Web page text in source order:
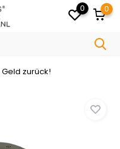
0 0
Geld zurück!